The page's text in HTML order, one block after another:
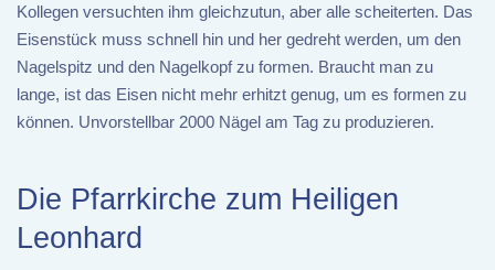
Kollegen versuchten ihm gleichzutun, aber alle scheiterten. Das
Eisenstück muss schnell hin und her gedreht werden, um den
Nagelspitz und den Nagelkopf zu formen. Braucht man zu
lange, ist das Eisen nicht mehr erhitzt genug, um es formen zu
können. Unvorstellbar 2000 Nägel am Tag zu produzieren.
Die Pfarrkirche zum Heiligen
Leonhard